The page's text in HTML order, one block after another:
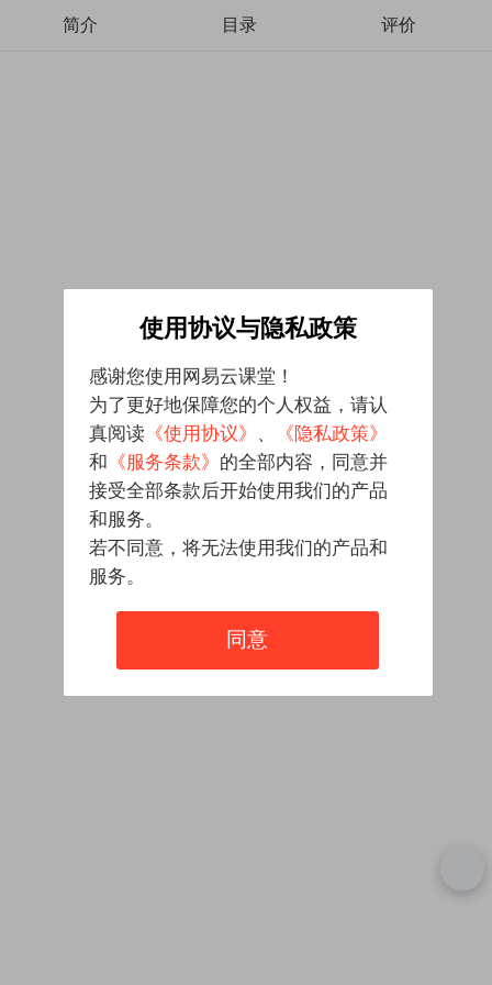
简介 目录 评价
使用协议与隐私政策
感谢您使用网易云课堂！
为了更好地保障您的个人权益，请认
真阅读 《使用协议》 、
《隐私政策》
和 《服务条款》 的全部内容，同意并
接受全部条款后开始使用我们的产品
和服务。
若不同意，将无法使用我们的产品和
服务。
同意